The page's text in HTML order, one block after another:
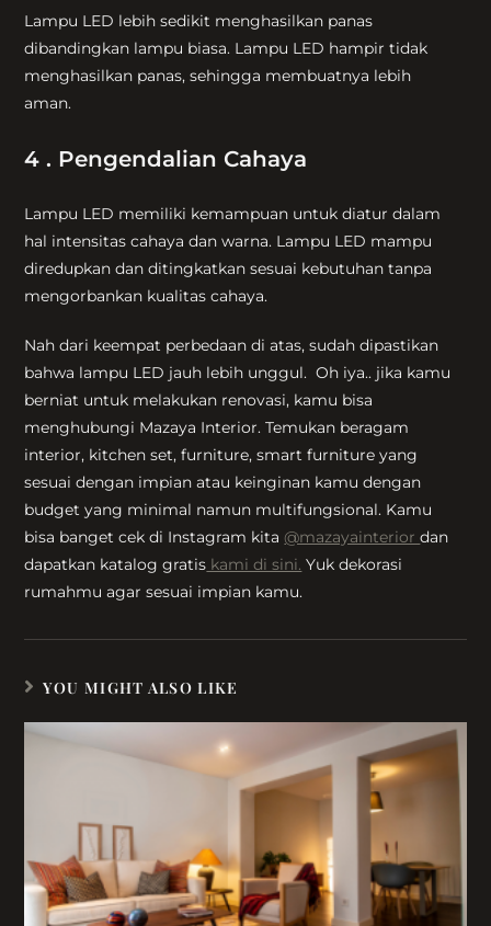
Lampu LED lebih sedikit menghasilkan panas
dibandingkan lampu biasa. Lampu LED hampir tidak
menghasilkan panas, sehingga membuatnya lebih
aman.
4 . Pengendalian Cahaya
Lampu LED memiliki kemampuan untuk diatur dalam
hal intensitas cahaya dan warna. Lampu LED mampu
diredupkan dan ditingkatkan sesuai kebutuhan tanpa
mengorbankan kualitas cahaya.
Nah dari keempat perbedaan di atas, sudah dipastikan
bahwa lampu LED jauh lebih unggul. Oh iya.. jika kamu
berniat untuk melakukan renovasi, kamu bisa
menghubungi Mazaya Interior. Temukan beragam
interior, kitchen set, furniture, smart furniture yang
sesuai dengan impian atau keinginan kamu dengan
budget yang minimal namun multifungsional. Kamu
bisa banget cek di Instagram kita @mazayainteriordan
dapatkan katalog gratis kami di sini. Yuk dekorasi
rumahmu agar sesuai impian kamu.
YOU MIGHT ALSO LIKE